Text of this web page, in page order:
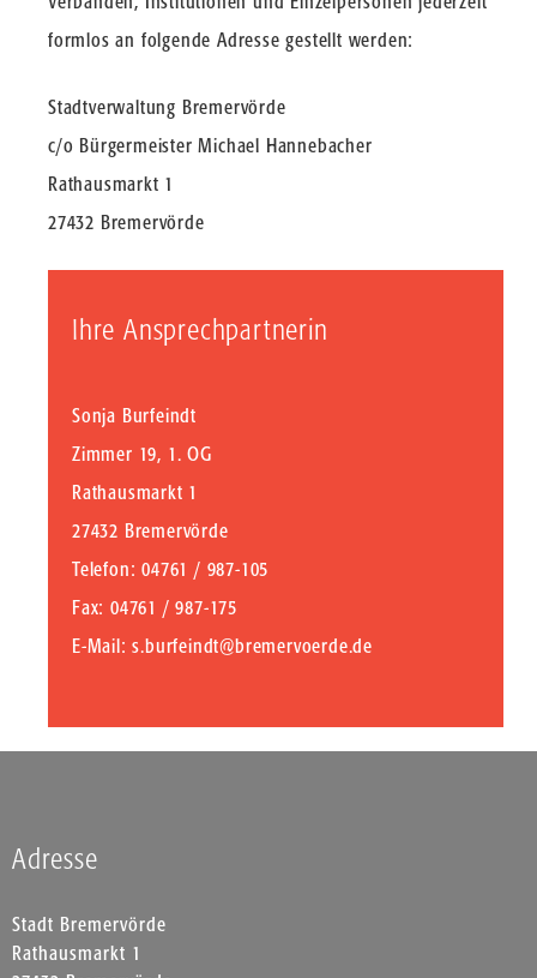
formlos an folgende Adresse gestellt werden:
Stadtverwaltung Bremervörde
c/o Bürgermeister Michael Hannebacher
Rathausmarkt 1
27432 Bremervörde
Ihre Ansprechpartnerin
Sonja Burfeindt
Zimmer 19, 1. OG
Rathausmarkt 1
27432 Bremervörde
Telefon: 04761 / 987-105
Fax: 04761 / 987-175
E-Mail:s.burfeindt@bremervoerde.de
Adresse
Stadt Bremervörde
Rathausmarkt 1